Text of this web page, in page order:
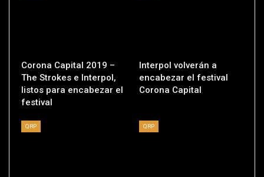
Corona Capital 2019 –
The Strokes e Interpol,
listos para encabezar el
festival
Interpol volverán a
encabezar el festival
Corona Capital
QRP QRP